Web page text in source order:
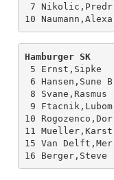
7 Nikolic,Predr 0 : 1 Bluebaum,Matt 11
Hamburger SK
6 Hansen,Sune B ½ : ½ Balogh,Csaba   5
8 Svane,Rasmus  ½ : ½ Postny,Evgeny  6
10
11
15 Van